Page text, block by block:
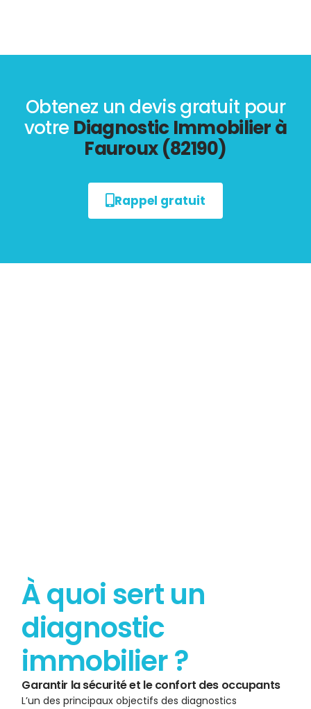
Obtenez un devis gratuit pour
votre Diagnostic Immobilier à
Fauroux (82190)
Rappel gratuit
À quoi sert un
diagnostic
immobilier ?
Garantir la sécurité et le confort des occupants
L’un des principaux objectifs des diagnostics